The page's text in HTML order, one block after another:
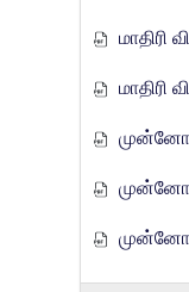
மாதிரி
மாதிரி
முன்னோடிப்
முன்னோடிப்
முன்னோடிப்